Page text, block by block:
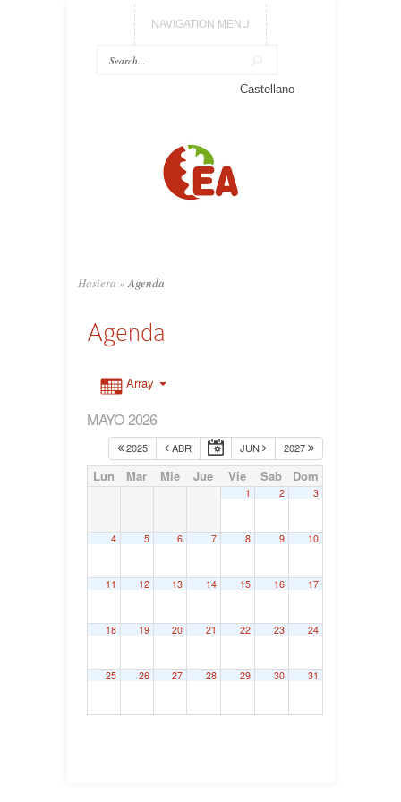
NAVIGATION MENU
Castellano
Hasiera » Agenda
Agenda
Array
MAYO 2026
2025 ABR JUN 2027
Lun Mar Mie Jue Vie Sab Dom
1 2 3
4 5 6 7 8 9 10
11 12 13 14 15 16 17
18 19 20 21 22 23 24
25 26 27 28 29 30 31